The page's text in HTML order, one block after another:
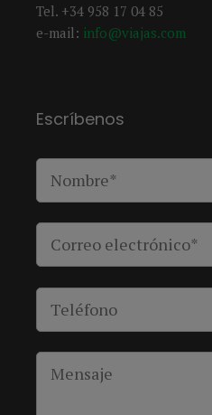
Tel. +34 958 17 04 85
e-mail: info@viajas.com
Escríbenos